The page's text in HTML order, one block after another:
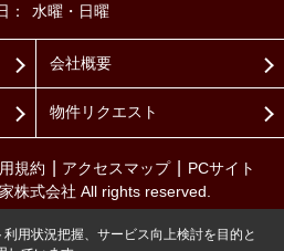
：
水曜・日曜
会社概要
物件リクエスト
規約 アクセスマップ
PCサイト
株式会社 All rights reserved.
用状況把握、サービス向上検討を目的と